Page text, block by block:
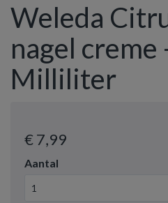
Weleda
nagel creme
Milliliter
€ 7,99
Aantal